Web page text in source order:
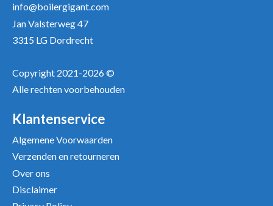
info@boilergigant.com
Jan Valsterweg 47
3315 LG Dordrecht
Copyright 2021-2026 ©
Alle rechten voorbehouden
Klantenservice
Algemene Voorwaarden
Verzenden en retourneren
Over ons
Disclaimer